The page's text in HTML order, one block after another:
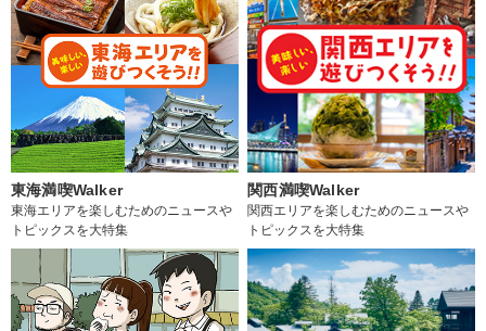
東海満喫Walker
東海エリアを楽しむためのニュースや
トピックスを大特集
関西満喫Walker
関西エリアを楽しむためのニュースや
トピックスを大特集